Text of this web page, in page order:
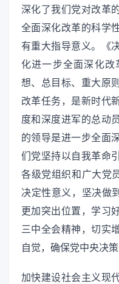
深化了我们党对改革
全面深化改革的科学
有重大指导意义。《
化进一步全面深化
想、总目标、重大原
改革任务，是新时代
度和深度进军的总动
的领导是进一步全面
们党坚持以自我革命
各级党组织和广大党
决定性意义，坚决做
更加突出位置，学习
三中全会精神，切实
自觉，确保党中央决
加快建设社会主义现